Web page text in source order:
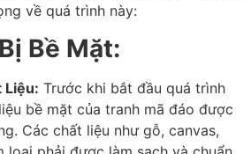
về quá trình này:
Bề Mặt:
Liệu: Trước khi bắt đầu quá trình
bề mặt của tranh mã đáo được
Các chất liệu như gỗ, canvas,